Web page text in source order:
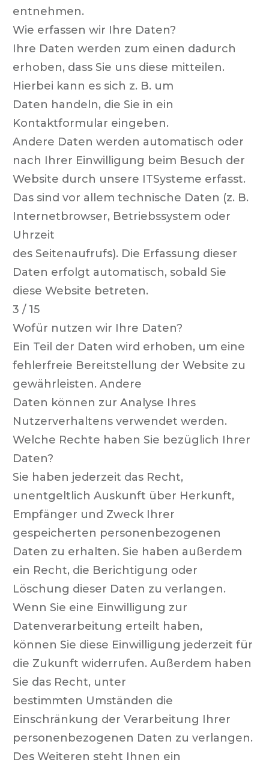
entnehmen.
Wie erfassen wir Ihre Daten?
Ihre Daten werden zum einen dadurch
erhoben, dass Sie uns diese mitteilen.
Hierbei kann es sich z. B. um
Daten handeln, die Sie in ein
Kontaktformular eingeben.
Andere Daten werden automatisch oder
nach Ihrer Einwilligung beim Besuch der
Website durch unsere ITSysteme erfasst.
Das sind vor allem technische Daten (z. B.
Internetbrowser, Betriebssystem oder
Uhrzeit
des Seitenaufrufs). Die Erfassung dieser
Daten erfolgt automatisch, sobald Sie
diese Website betreten.
3 / 15
Wofür nutzen wir Ihre Daten?
Ein Teil der Daten wird erhoben, um eine
fehlerfreie Bereitstellung der Website zu
gewährleisten. Andere
Daten können zur Analyse Ihres
Nutzerverhaltens verwendet werden.
Welche Rechte haben Sie bezüglich Ihrer
Daten?
Sie haben jederzeit das Recht,
unentgeltlich Auskunft über Herkunft,
Empfänger und Zweck Ihrer
gespeicherten personenbezogenen
Daten zu erhalten. Sie haben außerdem
ein Recht, die Berichtigung oder
Löschung dieser Daten zu verlangen.
Wenn Sie eine Einwilligung zur
Datenverarbeitung erteilt haben,
können Sie diese Einwilligung jederzeit für
die Zukunft widerrufen. Außerdem haben
Sie das Recht, unter
bestimmten Umständen die
Einschränkung der Verarbeitung Ihrer
personenbezogenen Daten zu verlangen.
Des Weiteren steht Ihnen ein